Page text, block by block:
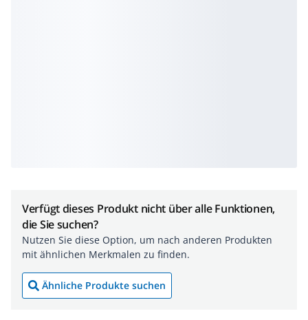
Verfügt dieses Produkt nicht über alle Funktionen,
die Sie suchen?
Nutzen Sie diese Option, um nach anderen Produkten
mit ähnlichen Merkmalen zu finden.
Ähnliche Produkte suchen